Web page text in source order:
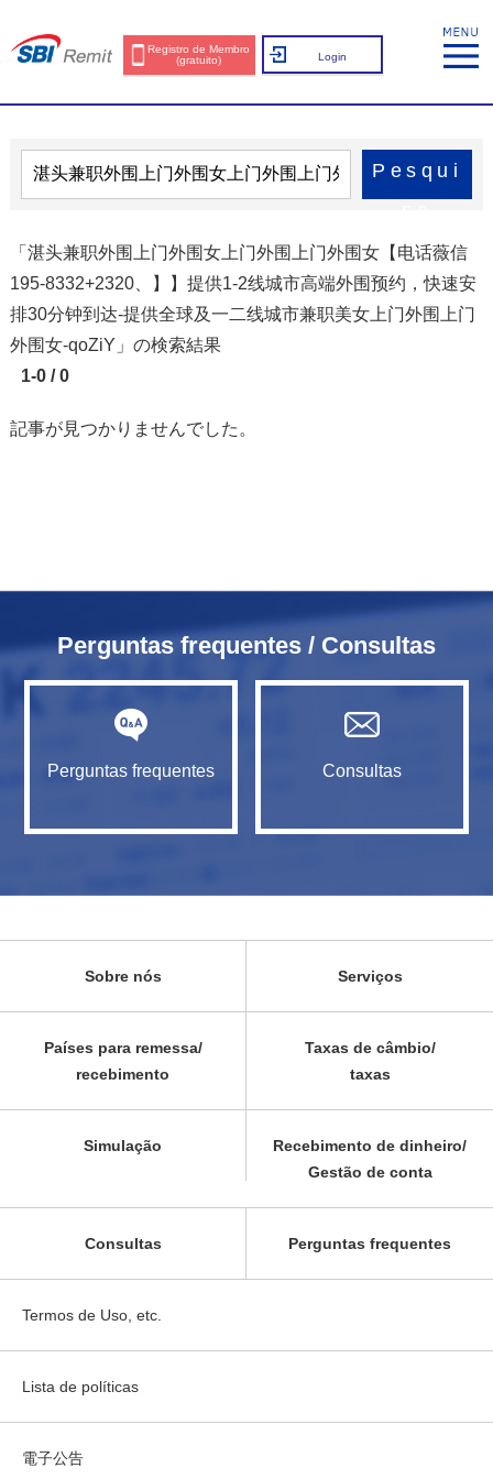
Registro de Membro
(gratuito)
Login
Pesqui
「湛头兼职外围上门外围女上门外围上门外围女【电话薇信
195-8332+2320、】】提供1-2线城市高端外围预约，快速安
排30分钟到达-提供全球及一二线城市兼职美女上门外围上门
外围女-qoZiY」の検索結果
1-0 / 0
記事が見つかりませんでした。
Perguntas frequentes / Consultas
Perguntas frequentes Consultas
Sobre nós Serviços
Países para remessa/
recebimento
Taxas de câmbio/
taxas
Simulação
Recebimento de dinheiro/
Gestão de conta
Consultas Perguntas frequentes
Termos de Uso, etc.
Lista de políticas
電子公告